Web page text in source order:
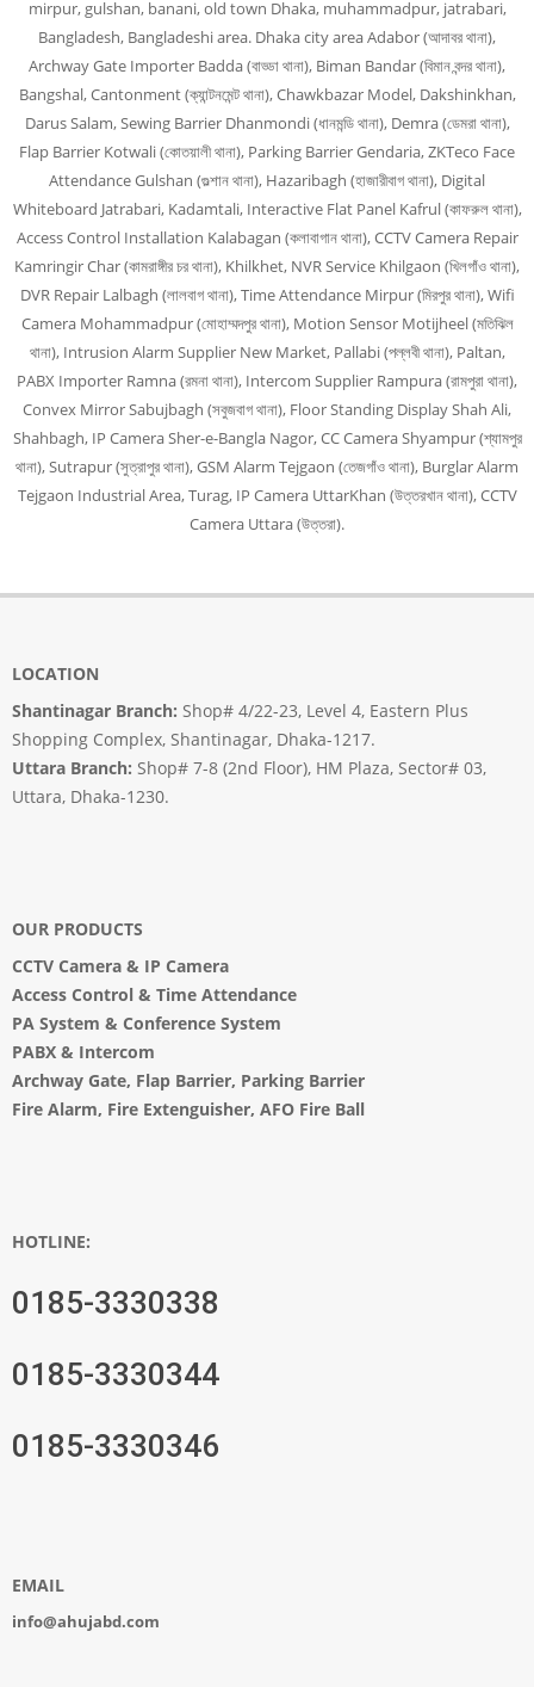
mirpur, gulshan, banani, old town Dhaka, muhammadpur, jatrabari,
Bangladesh, Bangladeshi area. Dhaka city area Adabor (আদাবর থানা),
Archway Gate Importer Badda (বাড্ডা থানা), Biman Bandar (বিমান বন্দর থানা),
Bangshal, Cantonment (ক্যান্টনমেন্ট থানা), Chawkbazar Model, Dakshinkhan,
Darus Salam, Sewing Barrier Dhanmondi (ধানমন্ডি থানা), Demra (ডেমরা থানা),
Flap Barrier Kotwali (কোতয়ালী থানা), Parking Barrier Gendaria, ZKTeco Face
Attendance Gulshan (গুল্শান থানা), Hazaribagh (হাজারীবাগ থানা), Digital
Whiteboard Jatrabari, Kadamtali, Interactive Flat Panel Kafrul (কাফরুল থানা),
Access Control Installation Kalabagan (কলাবাগান থানা), CCTV Camera Repair
Kamringir Char (কামরাঙ্গীর চর থানা), Khilkhet, NVR Service Khilgaon (খিলগাঁও থানা),
DVR Repair Lalbagh (লালবাগ থানা), Time Attendance Mirpur (মিরপুর থানা), Wifi
Camera Mohammadpur (মোহাম্মদপুর থানা), Motion Sensor Motijheel (মতিঝিল
থানা), Intrusion Alarm Supplier New Market, Pallabi (পল্লবী থানা), Paltan,
PABX Importer Ramna (রমনা থানা), Intercom Supplier Rampura (রামপুরা থানা),
Convex Mirror Sabujbagh (সবুজবাগ থানা), Floor Standing Display Shah Ali,
Shahbagh, IP Camera Sher-e-Bangla Nagor, CC Camera Shyampur (শ্যামপুর
থানা), Sutrapur (সুত্রাপুর থানা), GSM Alarm Tejgaon (তেজগাঁও থানা), Burglar Alarm
Tejgaon Industrial Area, Turag, IP Camera UttarKhan (উত্তরখান থানা), CCTV
Camera Uttara (উত্তরা).
LOCATION
Shantinagar Branch: Shop# 4/22-23, Level 4, Eastern Plus
Shopping Complex, Shantinagar, Dhaka-1217.
Uttara Branch: Shop# 7-8 (2nd Floor), HM Plaza, Sector# 03,
Uttara, Dhaka-1230.
OUR PRODUCTS
CCTV Camera & IP Camera
Access Control & Time Attendance
PA System & Conference System
PABX & Intercom
Archway Gate, Flap Barrier, Parking Barrier
Fire Alarm, Fire Extenguisher, AFO Fire Ball
HOTLINE:
0185-3330338
0185-3330344
0185-3330346
EMAIL
info@ahujabd.com